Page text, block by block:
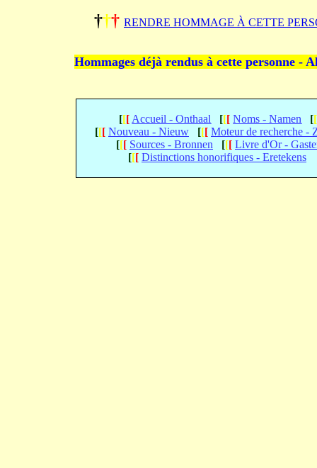
††† RENDRE HOMMAGE À CETTE
Hommages déjà rendus à cette personne -
[[[ Accueil - Onthaal [[[ Noms - Namen [[
[[[ Nouveau - Nieuw [[[ Moteur de recherche -
[[[ Sources - Bronnen [[[ Livre d'Or -
[[[ Distinctions honorifiques - Eretekens